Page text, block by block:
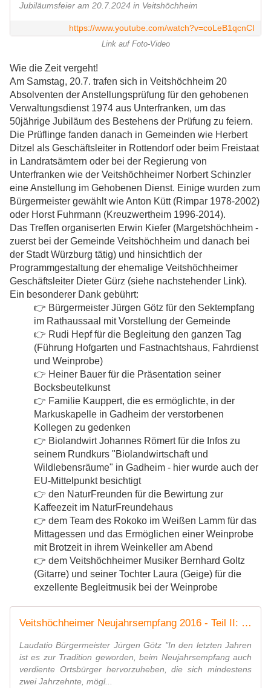
Jubiläumsfeier am 20.7.2024 in Veitshöchheim
https://www.youtube.com/watch?v=coLeB1qcnCI
Link auf Foto-Video
Wie die Zeit vergeht!
Am Samstag, 20.7. trafen sich in Veitshöchheim 20
Absolventen der Anstellungsprüfung für den gehobenen
Verwaltungsdienst 1974 aus Unterfranken, um das
50jährige Jubiläum des Bestehens der Prüfung zu feiern.
Die Prüflinge fanden danach in Gemeinden wie Herbert
Ditzel als Geschäftsleiter in Rottendorf oder beim Freistaat
in Landratsämtern oder bei der Regierung von
Unterfranken wie der Veitshöchheimer Norbert Schinzler
eine Anstellung im Gehobenen Dienst. Einige wurden zum
Bürgermeister gewählt wie Anton Kütt (Rimpar 1978-2002)
oder Horst Fuhrmann (Kreuzwertheim 1996-2014).
Das Treffen organiserten Erwin Kiefer (Margetshöchheim -
zuerst bei der Gemeinde Veitshöchheim und danach bei
der Stadt Würzburg tätig) und hinsichtlich der
Programmgestaltung der ehemalige Veitshöchheimer
Geschäftsleiter Dieter Gürz (siehe nachstehender Link).
Ein besonderer Dank gebührt:
👉 Bürgermeister Jürgen Götz für den Sektempfang
im Rathaussaal mit Vorstellung der Gemeinde
👉 Rudi Hepf für die Begleitung den ganzen Tag
(Führung Hofgarten und Fastnachtshaus, Fahrdienst
und Weinprobe)
👉 Heiner Bauer für die Präsentation seiner
Bocksbeutelkunst
👉 Familie Kauppert, die es ermöglichte, in der
Markuskapelle in Gadheim der verstorbenen
Kollegen zu gedenken
👉 Biolandwirt Johannes Römert für die Infos zu
seinem Rundkurs "Biolandwirtschaft und
Wildlebensräume" in Gadheim - hier wurde auch der
EU-Mittelpunkt besichtigt
👉 den NaturFreunden für die Bewirtung zur
Kaffeezeit im NaturFreundehaus
👉 dem Team des Rokoko im Weißen Lamm für das
Mittagessen und das Ermöglichen einer Weinprobe
mit Brotzeit in ihrem Weinkeller am Abend
👉 dem Veitshöchheimer Musiker Bernhard Goltz
(Gitarre) und seiner Tochter Laura (Geige) für die
exzellente Begleitmusik bei der Weinprobe
Veitshöchheimer Neujahrsempfang 2016 - Teil II: Ehrung Dieter Gürz - Veitshöchheim News
Laudatio Bürgermeister Jürgen Götz "In den letzten Jahren
ist es zur Tradition geworden, beim Neujahrsempfang auch
verdiente Ortsbürger hervorzuheben, die sich mindestens
zwei Jahrzehnte, mögl...